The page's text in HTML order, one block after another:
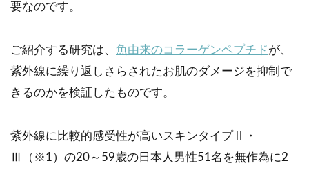
要なのです。
ご紹介する研究は、 魚由来のコラーゲンペプチドが、
紫外線に繰り返しさらされたお肌のダメージを抑制で
きるのかを検証したものです。
紫外線に比較的感受性が高いスキンタイプⅡ・
Ⅲ（※1）の20～59歳の日本人男性51名を無作為に2